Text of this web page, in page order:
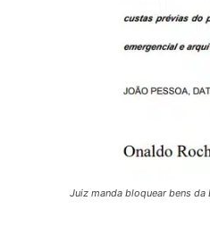
Juiz manda bloquear bens